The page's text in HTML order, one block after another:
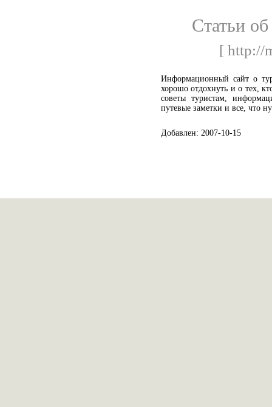
Статьи
[ http://
Информационный сайт о
хорошо отдохнуть и о тех,
советы туристам,
путевые заметки и все, что
Добавлен: 2007-10-15